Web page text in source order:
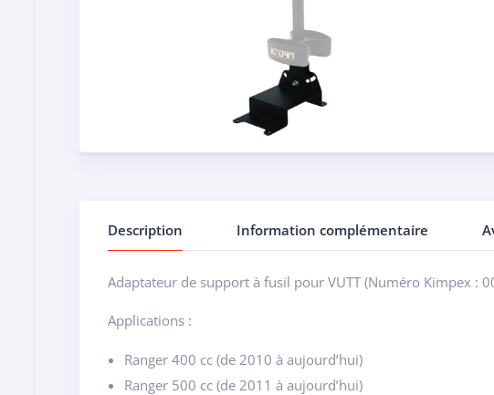
Description Information complémentaire
Adaptateur de support à fusil pour VUTT (Numéro Kimpex :
Applications :
Ranger 400 cc (de 2010 à aujourd’hui)
Ranger 500 cc (de 2011 à aujourd’hui)